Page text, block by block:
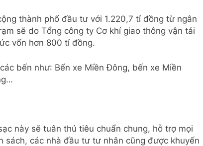
thành phố đầu tư với 1.220,7 tỉ đồng từ ngân
sẽ do Tổng công ty Cơ khí giao thông vận tải
vốn hơn 800 tỉ đồng.
bến như: Bến xe Miền Đông, bến xe Miền
này sẽ tuân thủ tiêu chuẩn chung, hỗ trợ mọi
sách, các nhà đầu tư tư nhân cũng được khuyến